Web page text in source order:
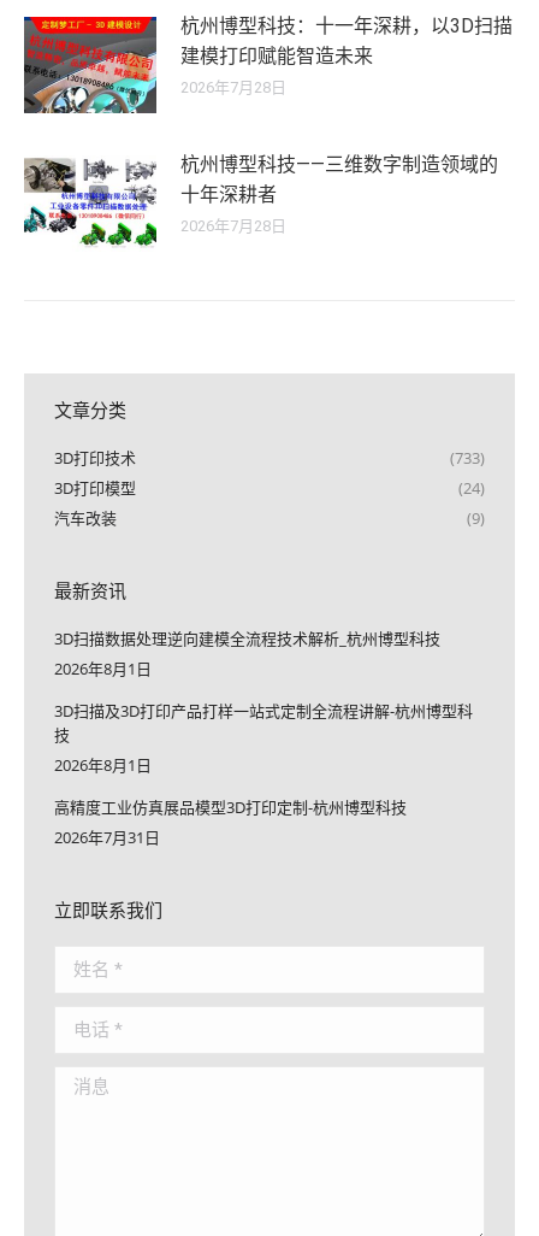
杭州博型科技：十一年深耕，以3D扫描
建模打印赋能智造未来
2026年7月28日
杭州博型科技——三维数字制造领域的
十年深耕者
2026年7月28日
文章分类
3D打印技术
(733)
3D打印模型
(24)
汽车改装
(9)
最新资讯
3D扫描数据处理逆向建模全流程技术解析_杭州博型科技
2026年8月1日
3D扫描及3D打印产品打样一站式定制全流程讲解-杭州博型科
技
2026年8月1日
高精度工业仿真展品模型3D打印定制-杭州博型科技
2026年7月31日
立即联系我们
姓名 *
电话 *
消息